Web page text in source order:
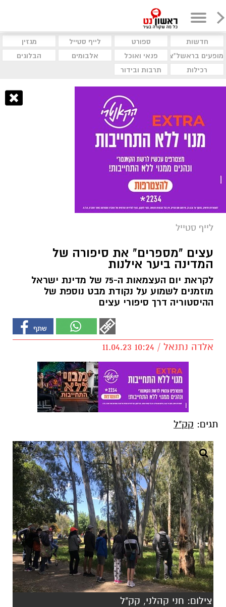
חדשות ספורט לייף סטייל
מגזין
מופעים בראשל"צ
פנאי ואוכל אלבומים
הבלוגים
רכילות
תרבות ובידור
לייף סטייל
עצים "מספרים" את סיפורה של
המדינה ביער אילנות
לקראת יום העצמאות ה-75 של מדינת ישראל
מוזמנים לשמוע על נקודת מבט נוספת של
ההיסטוריה דרך סיפורי עצים
אלדה נתנאל / 10:24 11.04.23
תגים: קק"ל
צילום: חני קהלני, קק"ל